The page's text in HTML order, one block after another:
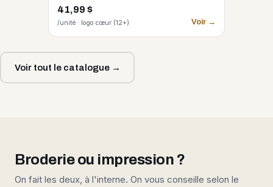
41,99 $
/unité · logo cœur (12+) Voir →
Voir tout le catalogue →
Broderie ou impression ?
On fait les deux, à l'interne. On vous conseille selon le